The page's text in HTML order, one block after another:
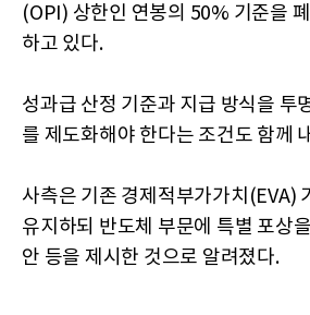
(OPI) 상한인 연봉의 50% 기준을
하고 있다.
성과급 산정 기준과 지급 방식을 투
를 제도화해야 한다는 조건도 함께
사측은 기존 경제적부가가치(EVA)
유지하되 반도체 부문에 특별 포상
안 등을 제시한 것으로 알려졌다.